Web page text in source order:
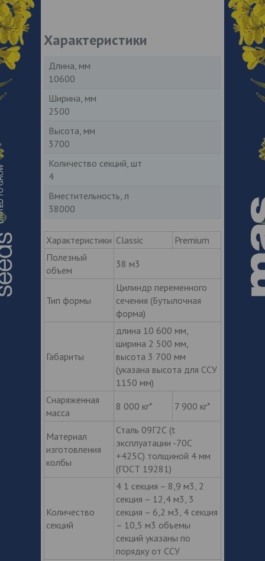
Характеристики
Длина, мм
10600
Ширина, мм
2500
Высота, мм
3700
Количество секций, шт
4
Вместительность, л
38000
Характеристики Classic
Premium
Полезный
объем
38 м3
Тип формы
Цилиндр переменного
сечения (Бутылочная
форма)
Габариты
длина 10 600 мм,
ширина 2 500 мм,
высота 3 700 мм
(указана высота для ССУ
1150 мм)
Снаряженная
масса
8 000 кг* 7 900 кг*
Материал
изготовления
колбы
Сталь 09Г2С (t
эксплуатации -70С
+425С) толщиной 4 мм
(ГОСТ 19281)
Количество
секций
4 1 секция – 8,9 м3, 2
секция – 12,4 м3, 3
секция – 6,2 м3, 4 секция
– 10,5 м3 объемы
секций указаны по
порядку от ССУ